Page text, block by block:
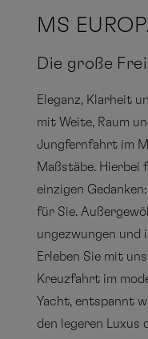
MS
Die große
Eleganz, Klarheit
mit Weite, Raum
Jungfernfahrt im
Maßstäbe. Hierbei
einzigen
für Sie.
ungezwungen und
Erleben Sie mit
Kreuzfahrt im
Yacht, entspannt
den legeren Luxus